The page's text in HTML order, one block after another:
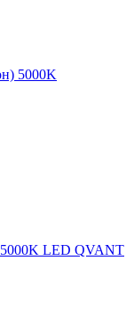
5000K
LED QVANT